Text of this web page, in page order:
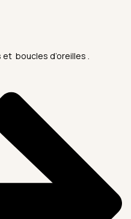
boucles d’oreilles .